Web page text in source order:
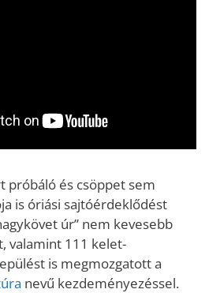
próbáló és csöppet sem
is óriási sajtóérdeklődést
úr” nem kevesebb
valamint 111 kelet-
is megmozgatott a
nevű kezdeményezéssel.